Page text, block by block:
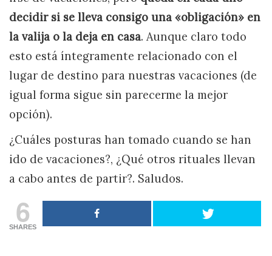
decidir si se lleva consigo una «obligación» en
la valija o la deja en casa. Aunque claro todo
esto está íntegramente relacionado con el
lugar de destino para nuestras vacaciones (de
igual forma sigue sin parecerme la mejor
opción).
¿Cuáles posturas han tomado cuando se han
ido de vacaciones?, ¿Qué otros rituales llevan
a cabo antes de partir?. Saludos.
6
SHARES